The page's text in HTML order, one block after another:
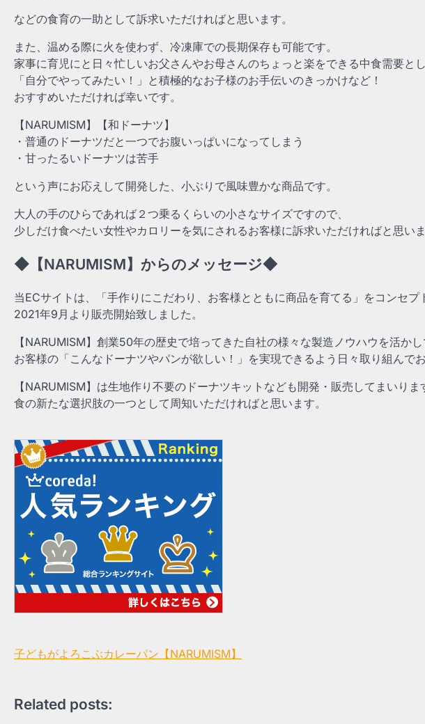
などの食育の一助として訴求いただければと思います。
また、温める際に火を使わず、冷凍庫での長期保存も可能です。
家事に育児にと日々忙しいお父さんやお母さんのちょっと楽をできる中食需要とし
「自分でやってみたい！」と積極的なお子様のお手伝いのきっかけなど！
おすすめいただければ幸いです。
【NARUMISM】【和ドーナツ】
・普通のドーナツだと一つでお腹いっぱいになってしまう
・甘ったるいドーナツは苦手
という声にお応えして開発した、小ぶりで風味豊かな商品です。
大人の手のひらであれば２つ乗るくらいの小さなサイズですので、
少しだけ食べたい女性やカロリーを気にされるお客様に訴求いただければと思いま
◆【NARUMISM】からのメッセージ◆
当ECサイトは、「手作りにこだわり、お客様とともに商品を育てる」をコンセプ
2021年9月より販売開始致しました。
【NARUMISM】創業50年の歴史で培ってきた自社の様々な製造ノウハウを活かし
お客様の「こんなドーナツやパンが欲しい！」を実現できるよう日々取り組んでお
【NARUMISM】は生地作り不要のドーナツキットなども開発・販売してまいりま
食の新たな選択肢の一つとして周知いただければと思います。
子どもがよろこぶカレーパン【NARUMISM】
Related posts: